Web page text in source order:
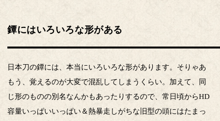
鐔にはいろいろな形がある
日本刀の鐔には、本当にいろいろな形があります。そりゃあ
もう、覚えるのが大変で混乱してしまうくらい。加えて、同
じ形のものの別名なんかもあったりするので、常日頃からHD
容量いっぱいいっぱい＆熱暴走しがちな旧型の頭にはたまっ